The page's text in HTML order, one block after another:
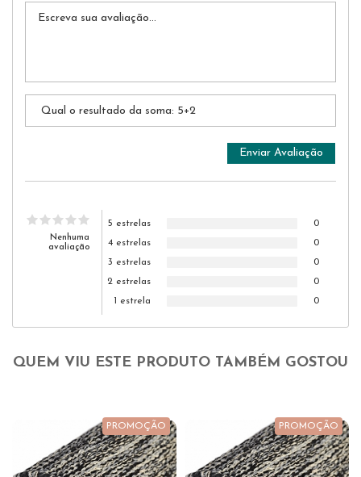
Nenhuma
avaliação
5 estrelas
0
4 estrelas
0
3 estrelas
0
2 estrelas
0
1 estrela
0
QUEM VIU ESTE PRODUTO TAMBÉM GOSTOU
PROMOÇÃO PROMOÇÃO